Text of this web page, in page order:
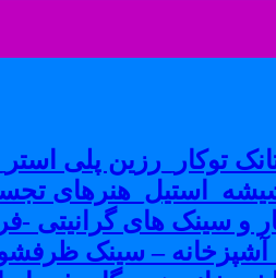
پلی
سینک های گرانیتی -
– سینک